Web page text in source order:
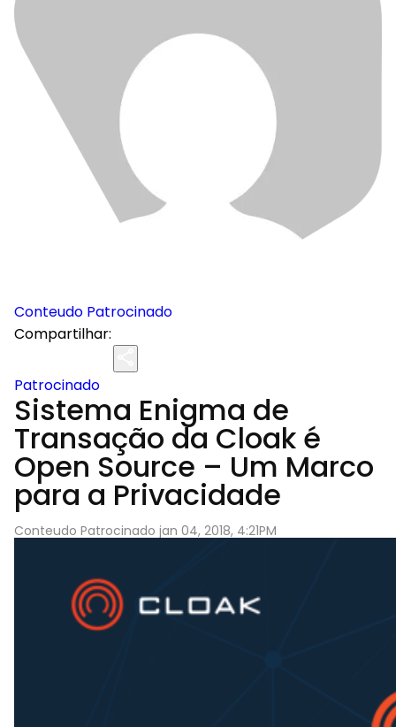
Conteudo Patrocinado
Compartilhar:
Patrocinado
Sistema Enigma de
Transação da Cloak é
Open Source – Um Marco
para a Privacidade
Conteudo Patrocinado jan 04, 2018, 4:21PM